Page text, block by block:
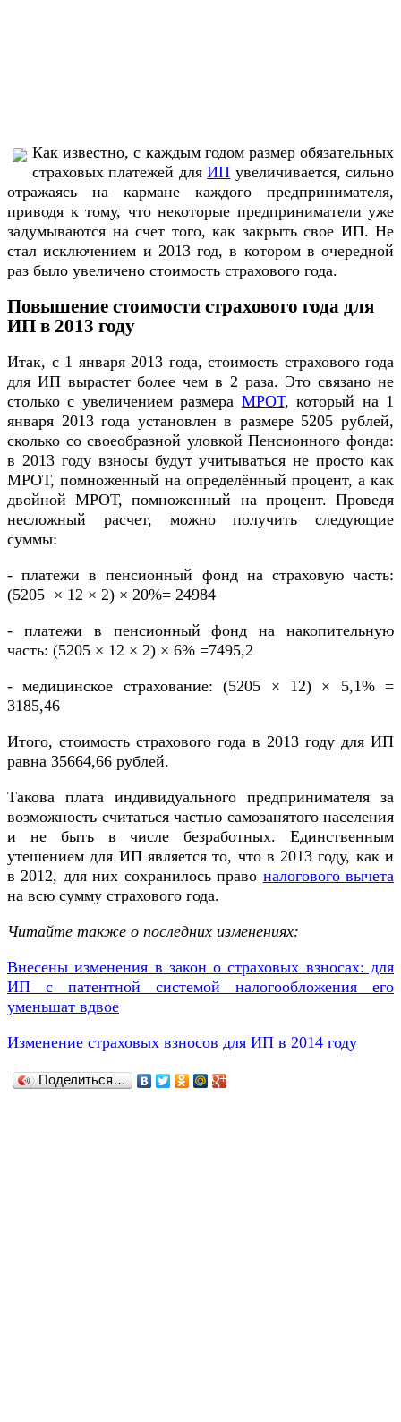
Как известно, с каждым годом размер обязательных
страховых платежей дляИП увеличивается, сильно
отражаясь на кармане каждого предпринимателя,
приводя к тому, что некоторые предприниматели уже
задумываются на счет того, как закрыть свое ИП. Не
стал исключением и 2013 год, в котором в очередной
раз было увеличено стоимость страхового года.
Повышение стоимости страхового года для
ИП в 2013 году
Итак, с 1 января 2013 года, стоимость страхового года
для ИП вырастет более чем в 2 раза. Это связано не
столько с увеличением размера МРОТ, который на 1
января 2013 года установлен в размере 5205 рублей,
сколько со своеобразной уловкой Пенсионного фонда:
в 2013 году взносы будут учитываться не просто как
МРОТ, помноженный на определённый процент, а как
двойной МРОТ, помноженный на процент. Проведя
несложный расчет, можно получить следующие
суммы:
- платежи в пенсионный фонд на страховую часть:
(5205 × 12 × 2) × 20%= 24984
- платежи в пенсионный фонд на накопительную
часть: (5205 × 12 × 2) × 6% =7495,2
- медицинское страхование: (5205 × 12) × 5,1% =
3185,46
Итого, стоимость страхового года в 2013 году для ИП
равна 35664,66 рублей.
Такова плата индивидуального предпринимателя за
возможность считаться частью самозанятого населения
и не быть в числе безработных. Единственным
утешением для ИП является то, что в 2013 году, как и
в 2012, для них сохранилось право налогового вычета
на всю сумму страхового года.
Читайте также о последних изменениях:
Внесены изменения в закон о страховых взносах: для
ИП с патентной системой налогообложения его
уменьшат вдвое
Изменение страховых взносов для ИП в 2014 году
Поделиться…